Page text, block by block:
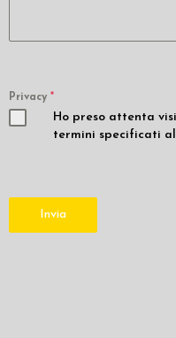
Privacy *
Ho preso attenta
termini specificati
Invia